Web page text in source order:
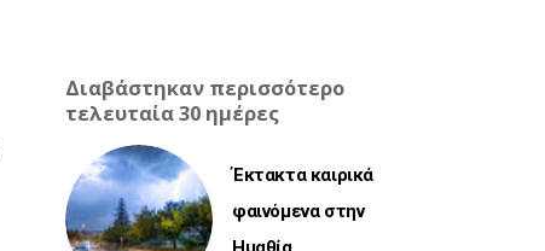
Διαβάστηκαν περισσότερο
τελευταία 30 ημέρες
Έκτακτα καιρικά
φαινόμενα στην